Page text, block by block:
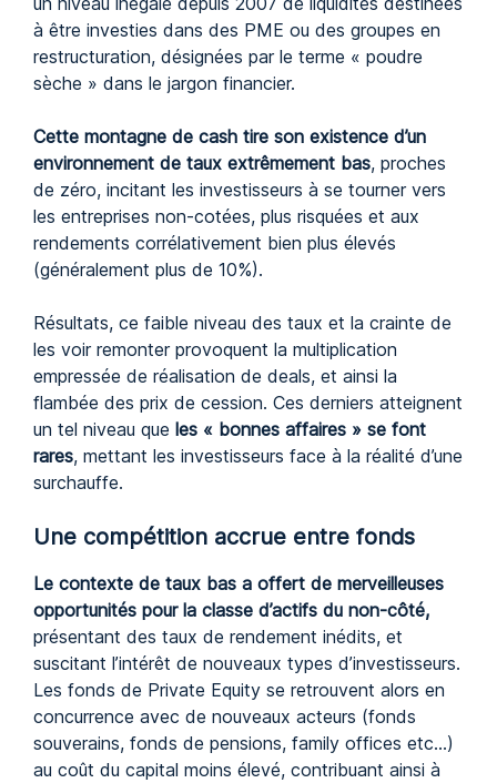
à être investies dans des PME ou des groupes en
restructuration, désignées par le terme « poudre
sèche » dans le jargon financier.
Cette montagne de cash tire son existence d’un
environnement de taux extrêmement bas, proches
de zéro, incitant les investisseurs à se tourner vers
les entreprises non-cotées, plus risquées et aux
rendements corrélativement bien plus élevés
(généralement plus de 10%).
Résultats, ce faible niveau des taux et la crainte de
les voir remonter provoquent la multiplication
empressée de réalisation de deals, et ainsi la
flambée des prix de cession. Ces derniers atteignent
un tel niveau que les « bonnes affaires » se font
rares, mettant les investisseurs face à la réalité d’une
surchauffe.
Une compétition accrue entre fonds
Le contexte de taux bas a offert de merveilleuses
opportunités pour la classe d’actifs du non-côté,
présentant des taux de rendement inédits, et
suscitant l’intérêt de nouveaux types d’investisseurs.
Les fonds de Private Equity se retrouvent alors en
concurrence avec de nouveaux acteurs (fonds
souverains, fonds de pensions, family offices etc…)
au coût du capital moins élevé, contribuant ainsi à